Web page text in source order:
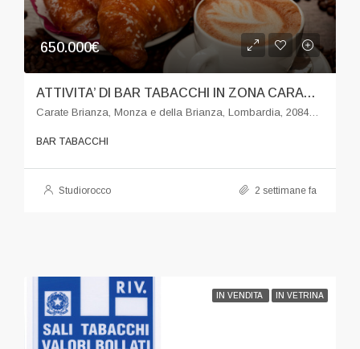
650.000€
ATTIVITA’ DI BAR TABACCHI IN ZONA CARATE BRIANZA
Carate Brianza, Monza e della Brianza, Lombardia, 20841, Italia
BAR TABACCHI
Studiorocco 2 settimane fa
IN VENDITA IN VETRINA